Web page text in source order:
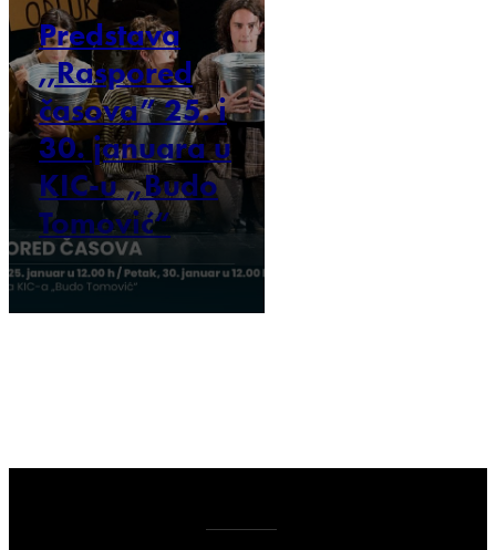
Predstava
,,Raspored
časova” 25. i
30. januara u
KIC-u „Budo
Tomović“